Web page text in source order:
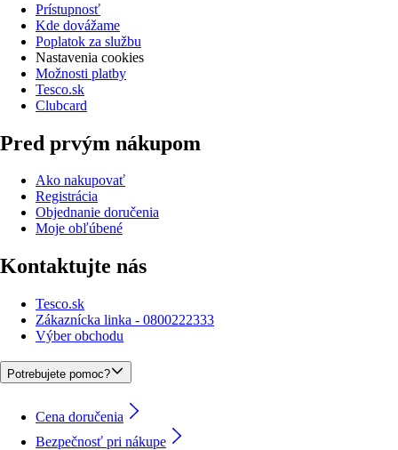
Prístupnosť
Kde dovážame
Poplatok za službu
Nastavenia cookies
Možnosti platby
Tesco.sk
Clubcard
Pred prvým nákupom
Ako nakupovať
Registrácia
Objednanie doručenia
Moje obľúbené
Kontaktujte nás
Tesco.sk
Zákaznícka linka - 0800222333
Výber obchodu
Potrebujete pomoc?
Cena doručenia
Bezpečnosť pri nákupe